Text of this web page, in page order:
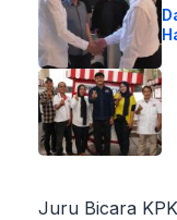
Juru Bicara